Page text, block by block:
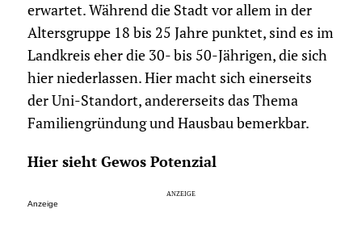
erwartet. Während die Stadt vor allem in der
Altersgruppe 18 bis 25 Jahre punktet, sind es im
Landkreis eher die 30- bis 50-Jährigen, die sich
hier niederlassen. Hier macht sich einerseits
der Uni-Standort, andererseits das Thema
Familiengründung und Hausbau bemerkbar.
Hier sieht Gewos Potenzial
Anzeige